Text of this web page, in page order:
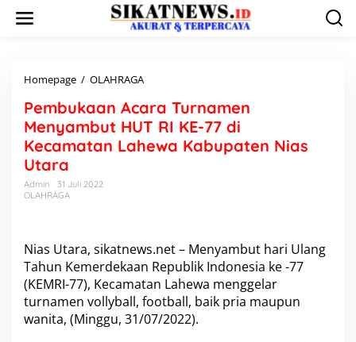
Homepage / OLAHRAGA
m
b
u
k
r
a
T
u
r
n
Pembukaan Acara Turnamen
Menyambut HUT RI KE-77 di
Kecamatan Lahewa Kabupaten Nias
Utara
Admin
31 Juli 2022
OLAHRAGA
Nias Utara, sikatnews.net – Menyambut hari Ulang
Tahun Kemerdekaan Republik Indonesia ke -77
(KEMRI-77), Kecamatan Lahewa menggelar
turnamen vollyball, football, baik pria maupun
wanita, (Minggu, 31/07/2022).